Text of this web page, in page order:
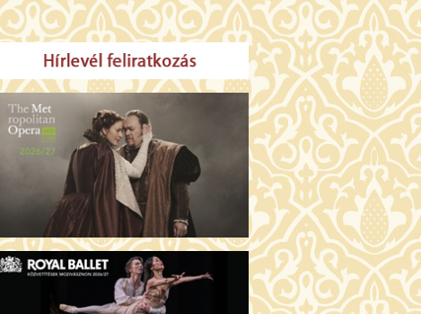
JEGYVÁSÁRLÁS
13:30 Díszterem
MAGYAR MENYEGZŐ (12)
14:30 Fábri terem
MESSZI ÉSZAK (12)
JEGYVÁSÁRLÁS
15:00 Csortos terem
MOHÁCS – VILÁGOK HARCA (12)
15:30 Díszterem
ODÜSSZEIA (16)
JEGYVÁSÁRLÁS
16:00 Törőcsik Mari terem
TALÁLKOZÁS A BUDDHÁVAL (12)
JEGYVÁSÁRLÁS
17:00 Fábri terem
MOMO (12)
17:00 Csortos terem
ARGENTIN TÖRTÉNETEK (16)
19:00 Fábri terem